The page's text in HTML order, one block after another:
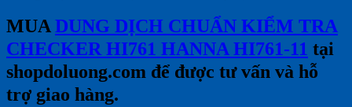
MUADUNG DỊCH CHUẨN KIỂM TRA
CHECKER HI761 HANNA HI761-11 tại
shopdoluong.com để được tư vấn và hỗ
trợ giao hàng.